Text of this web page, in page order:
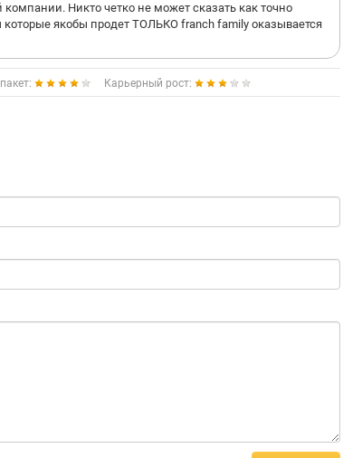
Никто четко не может сказать как точно
якобы продет ТОЛЬКО franch family оказывается
Карьерный рост: